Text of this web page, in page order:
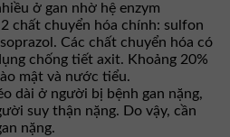
ở gan nhờ hệ enzym
chất chuyển hóa chính: sulfon
Các chất chuyển hóa có
chống tiết axit. Khoảng 20%
mật và nước tiểu.
dài ở người bị bệnh gan nặng,
suy thận nặng. Do vậy, cần
nặng.